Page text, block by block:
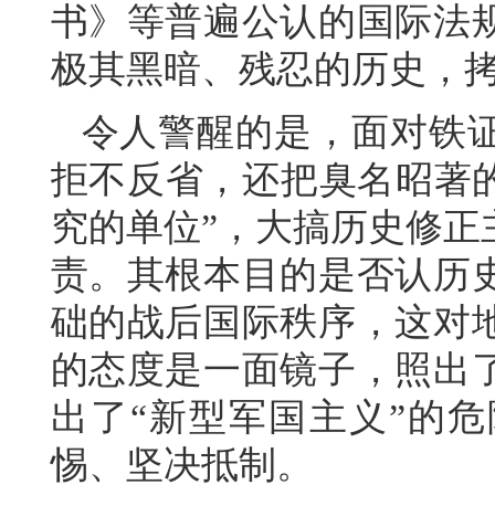
书》等普遍公认的国际法
极其黑暗、残忍的历史，
令人警醒的是，面对铁
拒不反省，还把臭名昭著
究的单位”，大搞历史修
责。其根本目的是否认历
础的战后国际秩序，这对
的态度是一面镜子，照出
出了“新型军国主义”的
惕、坚决抵制。